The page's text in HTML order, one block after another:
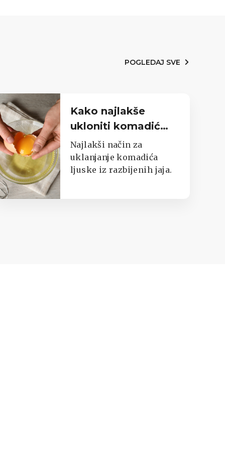
POGLEDAJ SVE
Kako najlakše
ukloniti komadić
ljuske iz razbijenih
jaja
Najlakši način za
uklanjanje komadića
ljuske iz razbijenih jaja.